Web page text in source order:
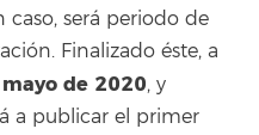
caso, será periodo de
Finalizado éste, a
de 2020, y
a publicar el primer